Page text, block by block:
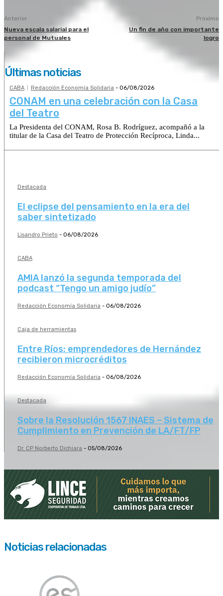
Anterior
Nueva escala salarial para el
personal de Mutuales
Próximo
Un fin de año con importante
logro
Últimas noticias
CABA Redacción Economía Solidaria - 06/08/2026
CONAM en una celebración con la Casa
del Teatro
La Presidenta del CONAM, Rosa B. Rodríguez, acompañó a la
titular de la Casa del Teatro de Protección Recíproca, Linda...
Destacada
El eclipse del pensamiento en la era del
saber sintetizado
Lisandro Prieto - 06/08/2026
CABA
AMIA lanzó la segunda temporada del
podcast “Tengo un amigo judío”
Redacción Economía Solidaria - 06/08/2026
Caja de herramientas
Entre Ríos: emprendedores de Hernández
recibieron microcréditos
Redacción Economía Solidaria - 06/08/2026
Destacada
Sobre la Resolución 1567 INAES – Sistema de
Cumplimiento en Prevención de LA/FT/FP
Dr. CP Norberto Dichiara - 05/08/2026
Noticias relacionadas